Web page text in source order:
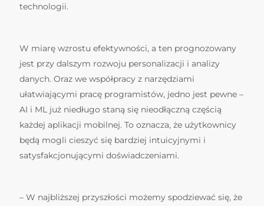
technologii.
W miarę wzrostu efektywności, a ten prognozowany
jest przy dalszym rozwoju personalizacji i analizy
danych. Oraz we współpracy z narzędziami
ułatwiającymi pracę programistów, jedno jest pewne –
AI i ML już niedługo staną się nieodłączną częścią
każdej aplikacji mobilnej. To oznacza, że użytkownicy
będą mogli cieszyć się bardziej intuicyjnymi i
satysfakcjonującymi doświadczeniami.
– W najbliższej przyszłości możemy spodziewać się, że